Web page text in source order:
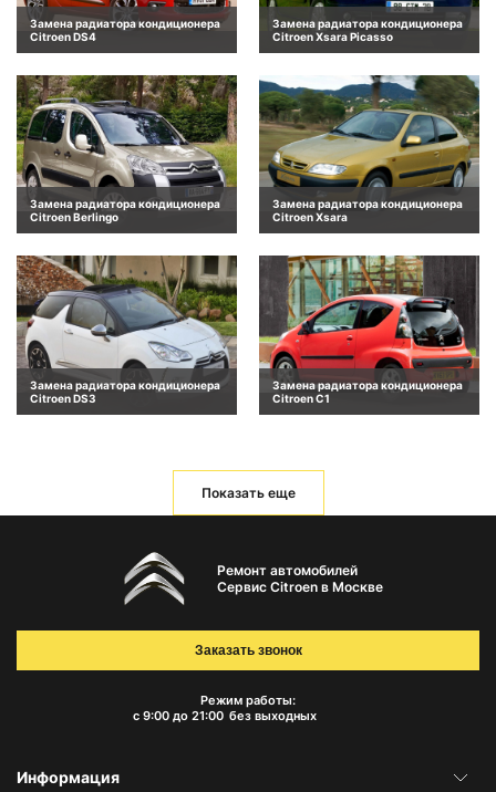
Замена радиатора кондиционера
Citroen DS4
Замена радиатора кондиционера
Citroen Xsara Picasso
Замена радиатора кондиционера
Citroen Berlingo
Замена радиатора кондиционера
Citroen Xsara
Замена радиатора кондиционера
Citroen DS3
Замена радиатора кондиционера
Citroen C1
Показать еще
Ремонт автомобилей
Сервис Citroen в Москве
Режим работы:
с 9:00 до 21:00 без выходных
Заказать звонок
Информация